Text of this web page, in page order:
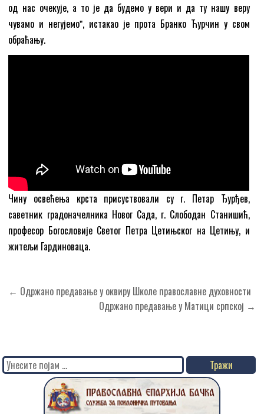
од нас очекује, а то је да будемо у вери и да ту нашу веру
чувамо и негујемоˮ, истакао је прота Бранко Ћурчин у свом
обраћању.
Чину освећења крста присуствовали су г. Петар Ђурђев,
саветник градоначелника Новог Сада, г. Слободан Станишић,
професор Богословије Светог Петра Цетињског на Цетињу, и
житељи Гардиноваца.
Кретање
← Одржано предавањe у оквиру Школе православне духовности
Одржано предавање у Матици српској →
Search
for: